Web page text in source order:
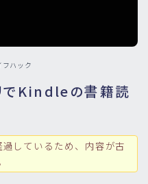
フハック
Kindleの書籍読
しているため、内容が古